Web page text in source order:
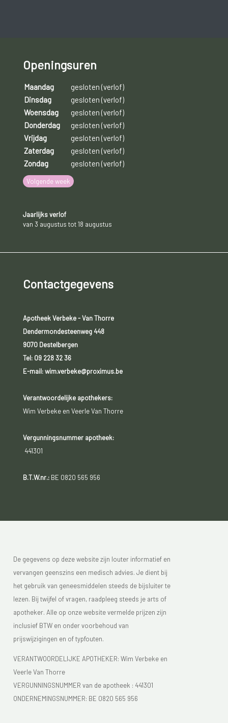
Openingsuren
Maandag
gesloten (verlof)
Dinsdag
gesloten (verlof)
Woensdag
gesloten (verlof)
Donderdag
gesloten (verlof)
Vrijdag
gesloten (verlof)
Zaterdag
gesloten (verlof)
Zondag
gesloten (verlof)
Volgende week
Jaarlijks verlof
van 3 augustus tot 18 augustus
Contactgegevens
Apotheek Verbeke - Van Thorre
Dendermondesteenweg 448
9070 Destelbergen
Tel: 09 228 32 36
E-mail: wim.verbeke@proximus.be
Verantwoordelijke apothekers:
Wim Verbeke en Veerle Van Thorre
Vergunningsnummer apotheek:
441301
B.T.W.nr.:BE 0820 565 956
De gegevens op deze website zijn louter informatief en
vervangen geenszins een medisch advies. Je dient bij
het gebruik van geneesmiddelen steeds de bijsluiter te
lezen. Bij twijfel of vragen, raadpleeg steeds je arts of
apotheker. Alle op onze website vermelde prijzen zijn
inclusief BTW en onder voorbehoud van
prijswijzigingen en of typfouten.
VERANTWOORDELIJKE APOTHEKER: Wim Verbeke en
Veerle Van Thorre
VERGUNNINGSNUMMER van de apotheek : 441301
ONDERNEMINGSNUMMER: BE 0820 565 956